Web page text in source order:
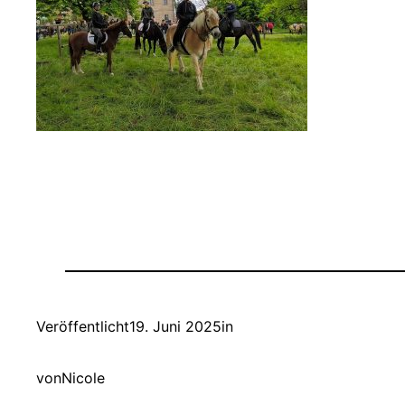
Veröffentlicht19. Juni 2025in
vonNicole